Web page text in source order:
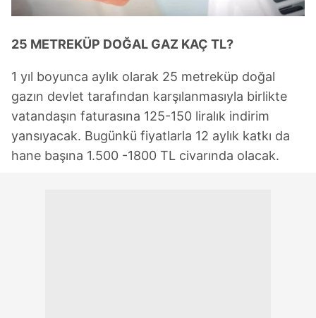
25 METREKÜP DOĞAL GAZ KAÇ TL?
1 yıl boyunca aylık olarak 25 metreküp doğal
gazın devlet tarafından karşılanmasıyla birlikte
vatandaşın faturasına 125-150 liralık indirim
yansıyacak. Bugünkü fiyatlarla 12 aylık katkı da
hane başına 1.500 -1800 TL civarında olacak.